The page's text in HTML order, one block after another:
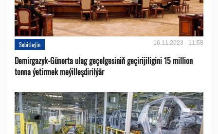
Sebitleýin 16.11.2023 - 11:58
Demirgazyk-Günorta ulag geçelgesiniň geçirijiligini 15 million
tonna ýetirmek meýilleşdirilýär